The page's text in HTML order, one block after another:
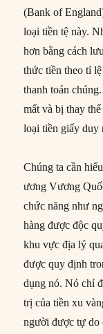
(Bank of
loại tiền tệ này.
hơn bằng cách
thức tiền theo tỉ
thanh toán
mất và bị thay
loại tiền giấy duy
Chúng ta cần
ương Vương
chức năng như
hàng được độc
khu vực địa lý
được quy định
dụng nó. Nó chỉ
trị của tiền xu
người được tự do